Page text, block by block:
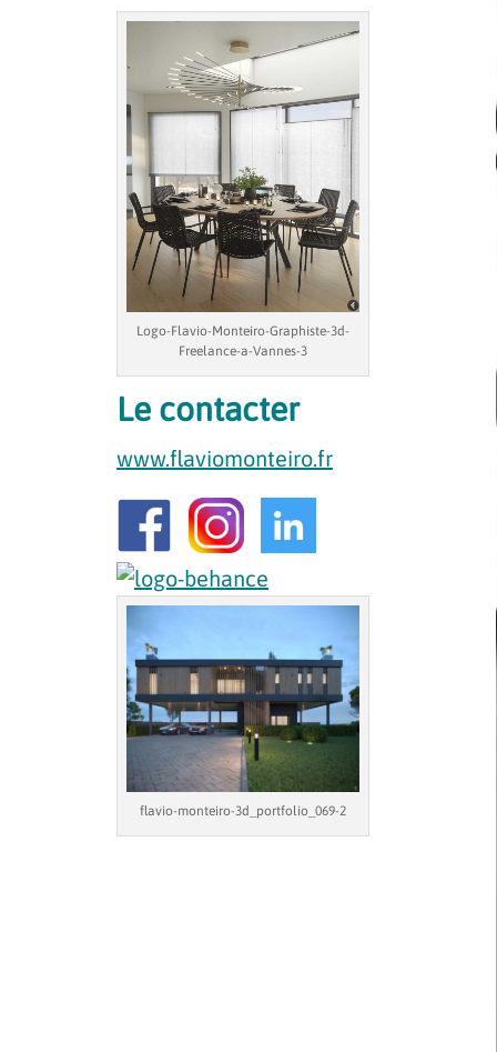
Logo-Flavio-Monteiro-Graphiste-3d-
Freelance-a-Vannes-3
Le contacter
www.flaviomonteiro.fr
flavio-monteiro-3d_portfolio_069-2